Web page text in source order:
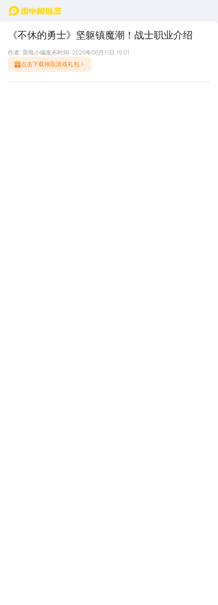
首页
《不休的勇士》坚躯镇魔潮！战士职业介绍
作者: 雷电小编发布时间: 2026年06月11日 15:01
点击下载领取游戏礼包